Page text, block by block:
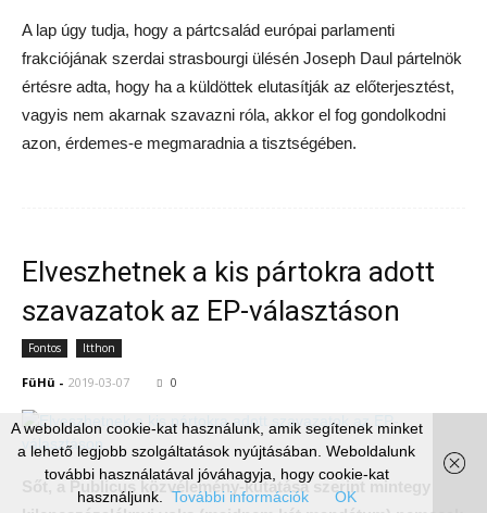
A lap úgy tudja, hogy a pártcsalád európai parlamenti
frakciójának szerdai strasbourgi ülésén Joseph Daul pártelnök
értésre adta, hogy ha a küldöttek elutasítják az előterjesztést,
vagyis nem akarnak szavazni róla, akkor el fog gondolkodni
azon, érdemes-e megmaradnia a tisztségében.
Elveszhetnek a kis pártokra adott
szavazatok az EP-választáson
Fontos Itthon
FüHü - 2019-03-07 0
Sőt, a Publicus közvélemény-kutatása szerint mintegy
A weboldalon cookie-kat használunk, amik segítenek minket
a lehető legjobb szolgáltatások nyújtásában. Weboldalunk
további használatával jóváhagyja, hogy cookie-kat
használjunk.
További információk OK